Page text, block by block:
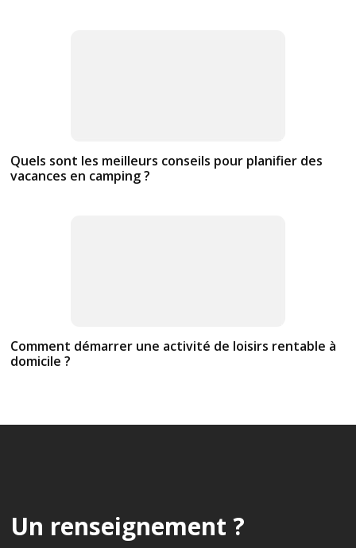
Quels sont les meilleurs conseils pour planifier des
vacances en camping ?
Comment démarrer une activité de loisirs rentable à
domicile ?
Un renseignement ?